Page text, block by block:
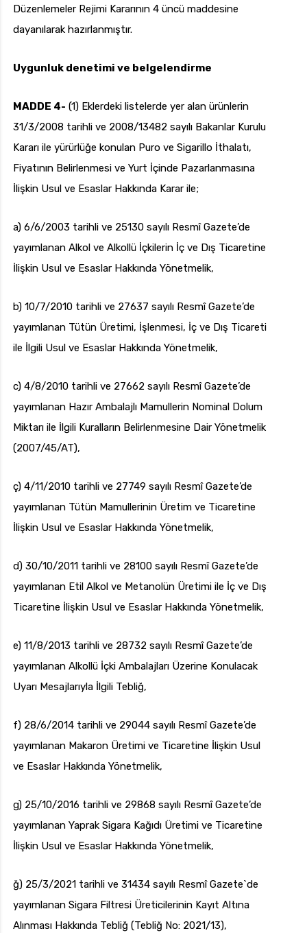
Düzenlemeler Rejimi Kararının 4 üncü maddesine
dayanılarak hazırlanmıştır.
Uygunluk denetimi ve belgelendirme
MADDE 4- (1) Eklerdeki listelerde yer alan ürünlerin
31/3/2008 tarihli ve 2008/13482 sayılı Bakanlar Kurulu
Kararı ile yürürlüğe konulan Puro ve Sigarillo İthalatı,
Fiyatının Belirlenmesi ve Yurt İçinde Pazarlanmasına
İlişkin Usul ve Esaslar Hakkında Karar ile;
a) 6/6/2003 tarihli ve 25130 sayılı Resmî Gazete’de
yayımlanan Alkol ve Alkollü İçkilerin İç ve Dış Ticaretine
İlişkin Usul ve Esaslar Hakkında Yönetmelik,
b) 10/7/2010 tarihli ve 27637 sayılı Resmî Gazete’de
yayımlanan Tütün Üretimi, İşlenmesi, İç ve Dış Ticareti
ile İlgili Usul ve Esaslar Hakkında Yönetmelik,
c) 4/8/2010 tarihli ve 27662 sayılı Resmî Gazete’de
yayımlanan Hazır Ambalajlı Mamullerin Nominal Dolum
Miktarı ile İlgili Kuralların Belirlenmesine Dair Yönetmelik
(2007/45/AT),
ç) 4/11/2010 tarihli ve 27749 sayılı Resmî Gazete’de
yayımlanan Tütün Mamullerinin Üretim ve Ticaretine
İlişkin Usul ve Esaslar Hakkında Yönetmelik,
d) 30/10/2011 tarihli ve 28100 sayılı Resmî Gazete’de
yayımlanan Etil Alkol ve Metanolün Üretimi ile İç ve Dış
Ticaretine İlişkin Usul ve Esaslar Hakkında Yönetmelik,
e) 11/8/2013 tarihli ve 28732 sayılı Resmî Gazete’de
yayımlanan Alkollü İçki Ambalajları Üzerine Konulacak
Uyarı Mesajlarıyla İlgili Tebliğ,
f) 28/6/2014 tarihli ve 29044 sayılı Resmî Gazete’de
yayımlanan Makaron Üretimi ve Ticaretine İlişkin Usul
ve Esaslar Hakkında Yönetmelik,
g) 25/10/2016 tarihli ve 29868 sayılı Resmî Gazete’de
yayımlanan Yaprak Sigara Kağıdı Üretimi ve Ticaretine
İlişkin Usul ve Esaslar Hakkında Yönetmelik,
ğ) 25/3/2021 tarihli ve 31434 sayılı Resmî Gazete`de
yayımlanan Sigara Filtresi Üreticilerinin Kayıt Altına
Alınması Hakkında Tebliğ (Tebliğ No: 2021/13),